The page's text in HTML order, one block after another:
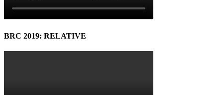
BRC 2019: RELATIVE